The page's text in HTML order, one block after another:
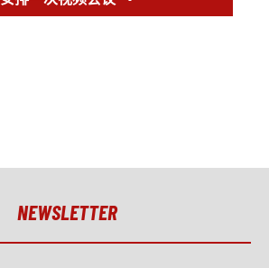
NEWSLETTER